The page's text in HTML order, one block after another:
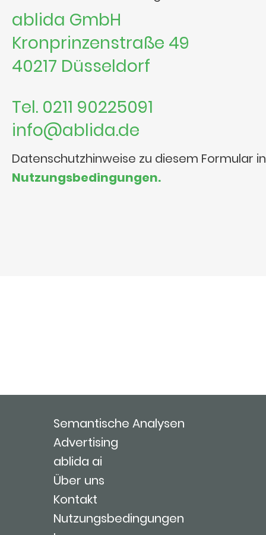
ablida GmbH
Kronprinzenstraße 49
40217 Düsseldorf
Tel. 0211 90225091
info@ablida.de
Datenschutzhinweise zu diesem Formular
Nutzungsbedingungen.
Semantische Analysen
Advertising
ablida ai
Über uns
Kontakt
Nutzungsbedingungen